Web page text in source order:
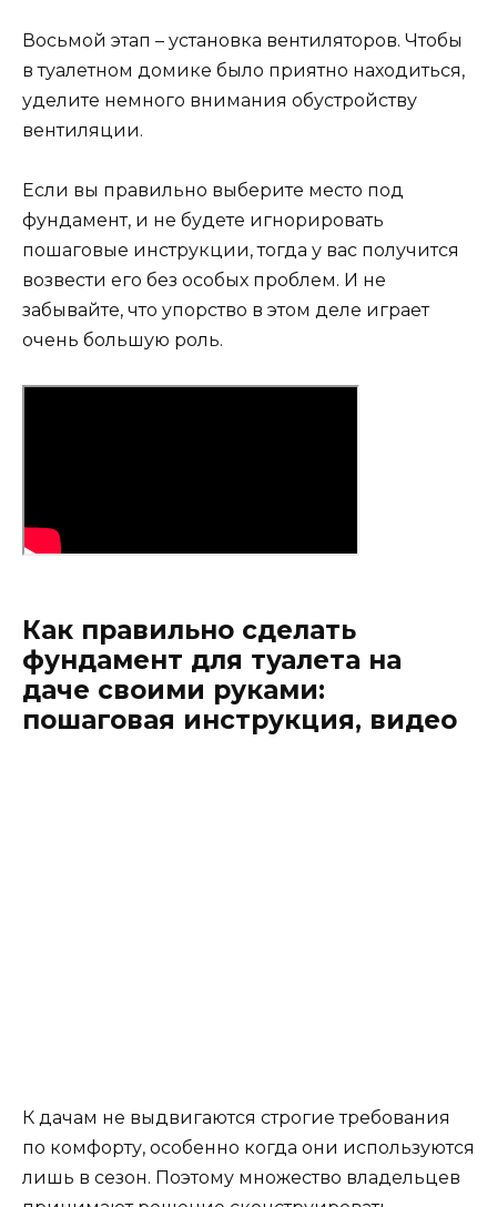
Восьмой этап – установка вентиляторов. Чтобы
в туалетном домике было приятно находиться,
уделите немного внимания обустройству
вентиляции.
Если вы правильно выберите место под
фундамент, и не будете игнорировать
пошаговые инструкции, тогда у вас получится
возвести его без особых проблем. И не
забывайте, что упорство в этом деле играет
очень большую роль.
Как правильно сделать
фундамент для туалета на
даче своими руками:
пошаговая инструкция, видео
К дачам не выдвигаются строгие требования
по комфорту, особенно когда они используются
лишь в сезон. Поэтому множество владельцев